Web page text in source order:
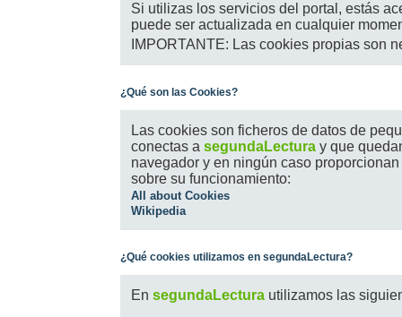
Si utilizas los servicios del portal, estás
puede ser actualizada en cualquier
IMPORTANTE: Las cookies propias son
¿Qué son las Cookies?
Las cookies son ficheros de datos de
conectas a segundaLectura y que
navegador y en ningún caso
sobre su funcionamiento:
All about Cookies
Wikipedia
¿Qué cookies utilizamos en segundaLectura?
En segundaLectura utilizamos las